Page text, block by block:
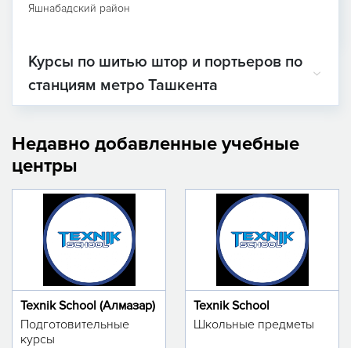
Яшнабадский район
Курсы по шитью штор и портьеров по
станциям метро Ташкента
Недавно добавленные учебные
центры
Texnik School (Алмазар)
Подготовительные
курсы
Texnik School
Школьные предметы